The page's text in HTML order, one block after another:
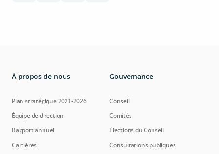
À propos de nous
Plan stratégique 2021-2026
Équipe de direction
Rapport annuel
Carrières
Gouvernance
Conseil
Comités
Élections du Conseil
Consultations publiques